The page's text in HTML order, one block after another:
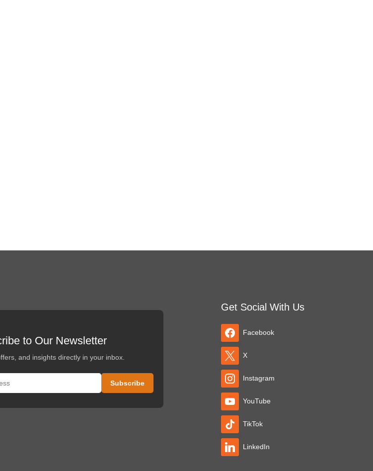
to Our Newsletter
and insights directly in your inbox.
Get Social With Us
Facebook
X
Instagram
YouTube
TikTok
LinkedIn